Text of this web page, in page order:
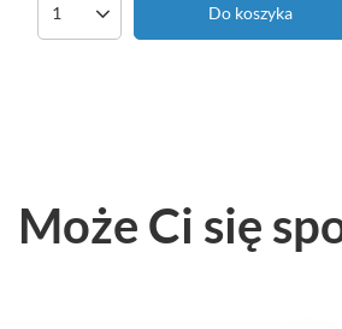
Ilość produktów Do koszyka
Może Ci się